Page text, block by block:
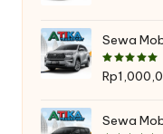
Sewa
Rp
Sewa